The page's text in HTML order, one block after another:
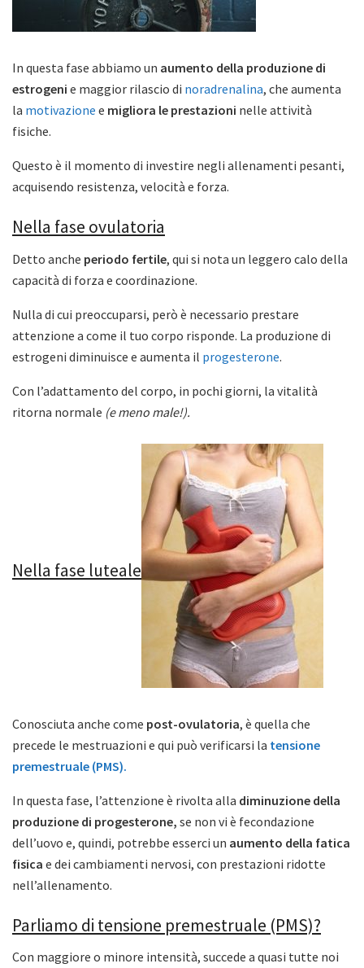
In questa fase abbiamo un aumento della produzione di
estrogeni e maggior rilascio di noradrenalina, che aumenta
la motivazione e migliora le prestazioni nelle attività
fisiche.
Questo è il momento di investire negli allenamenti pesanti,
acquisendo resistenza, velocità e forza.
Nella fase ovulatoria
Detto anche periodo fertile, qui si nota un leggero calo della
capacità di forza e coordinazione.
Nulla di cui preoccuparsi, però è necessario prestare
attenzione a come il tuo corpo risponde. La produzione di
estrogeni diminuisce e aumenta il progesterone.
Con l’adattamento del corpo, in pochi giorni, la vitalità
ritorna normale (e meno male!).
Nella fase luteale
Conosciuta anche come post-ovulatoria, è quella che
precede le mestruazioni e qui può verificarsi la tensione
premestruale (PMS).
In questa fase, l’attenzione è rivolta alla diminuzione della
produzione di progesterone, se non vi è fecondazione
dell’uovo e, quindi, potrebbe esserci un aumento della fatica
fisica e dei cambiamenti nervosi, con prestazioni ridotte
nell’allenamento.
Parliamo di tensione premestruale (PMS)?
Con maggiore o minore intensità, succede a quasi tutte noi